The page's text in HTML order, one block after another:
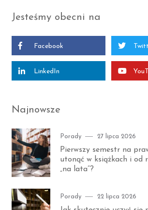
Jesteśmy obecni na
Facebook
LinkedIn
Najnowsze
Category
Porady
Posted
27 lipca 2026
Pierwszy semestr na
utonąć w książkach i od
„na lata”?
Category
Porady
Posted
22 lipca 2026